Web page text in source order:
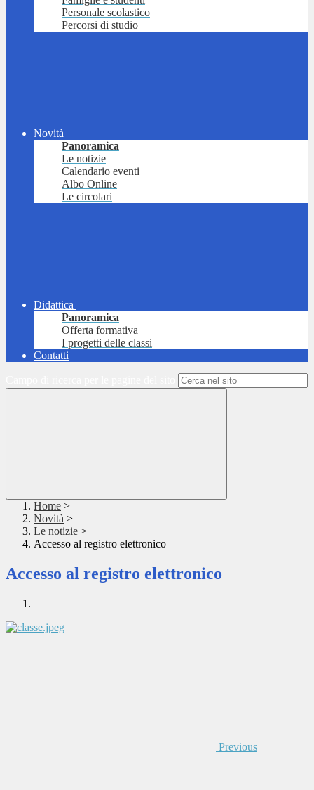
Personale scolastico
Percorsi di studio
Novità
Panoramica
Le notizie
Calendario eventi
Albo Online
Le circolari
Didattica
Panoramica
Offerta formativa
I progetti delle classi
Contatti
Home >
Novità >
Le notizie >
Accesso al registro elettronico
Accesso al registro elettronico
Previous